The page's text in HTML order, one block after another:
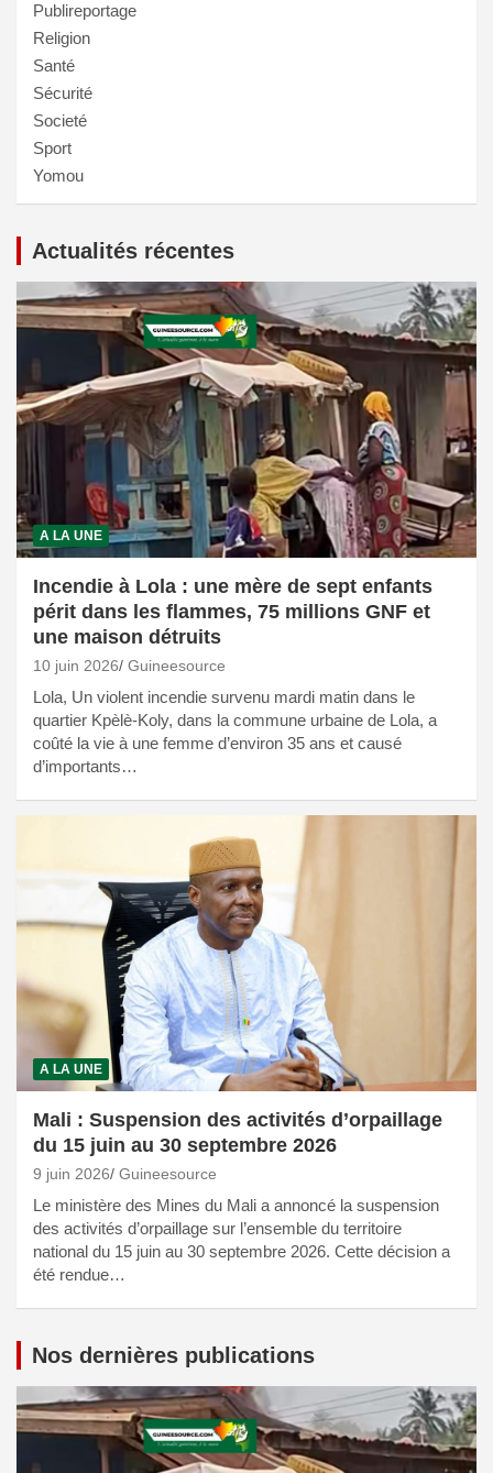
Publireportage
Religion
Santé
Sécurité
Societé
Sport
Yomou
Actualités récentes
A LA UNE
Incendie à Lola : une mère de sept enfants
périt dans les flammes, 75 millions GNF et
une maison détruits
10 juin 2026 Guineesource
Lola, Un violent incendie survenu mardi matin dans le
quartier Kpèlè-Koly, dans la commune urbaine de Lola, a
coûté la vie à une femme d’environ 35 ans et causé
d’importants…
A LA UNE
Mali : Suspension des activités d’orpaillage
du 15 juin au 30 septembre 2026
9 juin 2026 Guineesource
Le ministère des Mines du Mali a annoncé la suspension
des activités d’orpaillage sur l’ensemble du territoire
national du 15 juin au 30 septembre 2026. Cette décision a
été rendue…
Nos dernières publications